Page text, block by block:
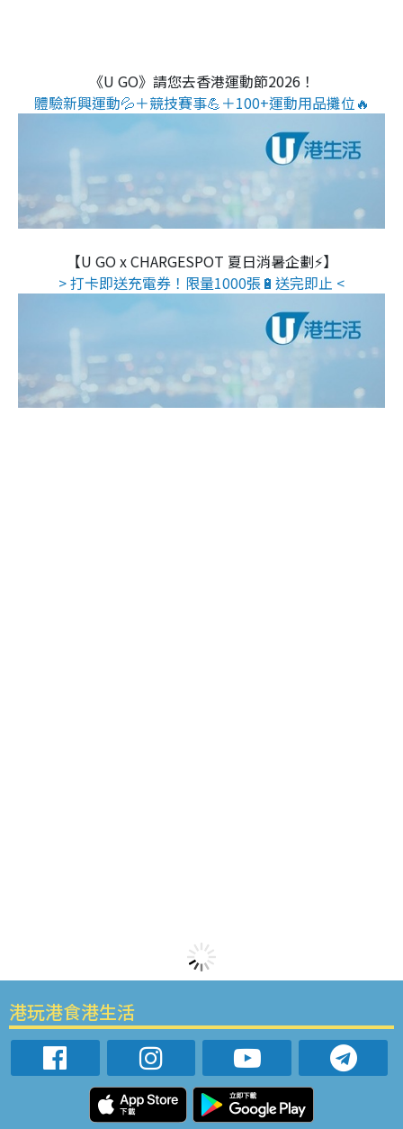
《U GO》請您去香港運動節2026！
體驗新興運動💦＋競技賽事💪＋100+運動用品攤位🔥
【U GO x CHARGESPOT 夏日消暑企劃⚡】
> 打卡即送充電券！限量1000張🔋送完即止 <
港玩港食港生活